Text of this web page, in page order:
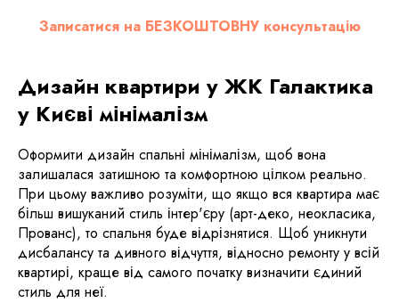
Записатися на БЕЗКОШТОВНУ консультацію
Дизайн квартири у ЖК Галактика
у Києві мінімалізм
Оформити дизайн спальні мінімалізм, щоб вона
залишалася затишною та комфортною цілком реально.
При цьому важливо розуміти, що якщо вся квартира має
більш вишуканий стиль інтер'єру (арт-деко, неокласика,
Прованс), то спальня буде відрізнятися. Щоб уникнути
дисбалансу та дивного відчуття, відносно ремонту у всій
квартирі, краще від самого початку визначити єдиний
стиль для неї.